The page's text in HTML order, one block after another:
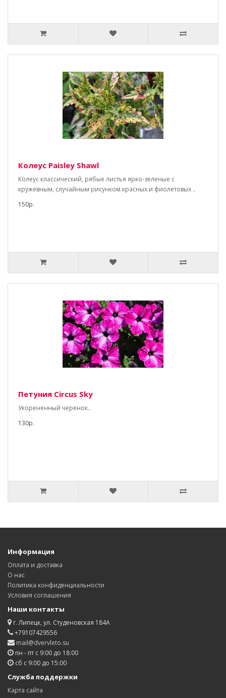
Колеус Paisley Shawl
Колеус классический, рябые листья ярко-зеленые с
кружевным, случайным рисунком красных и фиолетовых ..
150р.
Петуния Circus Sky
Укорененный черенок..
130р.
Информация
Оплата и доставка
О нас
Политика конфиденциальности
Условия соглашения
Наши контакты
г. Липецк, ул. Студеновская 184А
+79107429556
mail@dvervleto.su
пн - пт с 9:00 до 18:00
сб с 9:00 до 15:00
Служба поддержки
Карта сайта